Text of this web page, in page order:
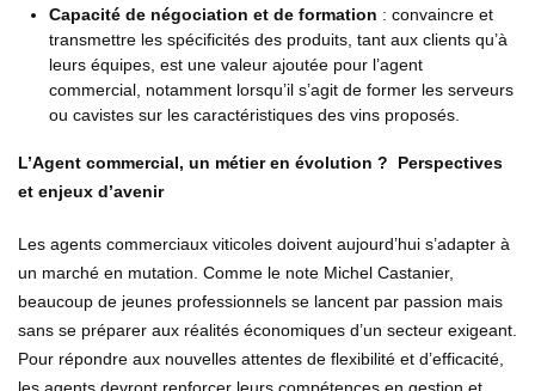
Capacité de négociation et de formation : convaincre et
transmettre les spécificités des produits, tant aux clients qu’à
leurs équipes, est une valeur ajoutée pour l’agent
commercial, notamment lorsqu’il s’agit de former les serveurs
ou cavistes sur les caractéristiques des vins proposés.
L’Agent commercial, un métier en évolution ? Perspectives
et enjeux d’avenir
Les agents commerciaux viticoles doivent aujourd’hui s’adapter à
un marché en mutation. Comme le note Michel Castanier,
beaucoup de jeunes professionnels se lancent par passion mais
sans se préparer aux réalités économiques d’un secteur exigeant.
Pour répondre aux nouvelles attentes de flexibilité et d’efficacité,
les agents devront renforcer leurs compétences en gestion et